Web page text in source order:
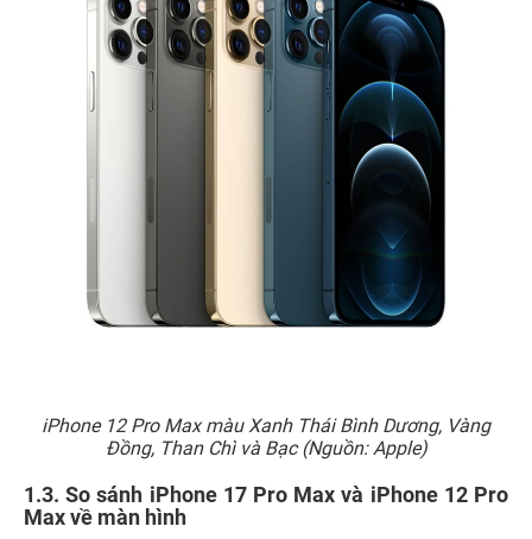
iPhone 12 Pro Max màu Xanh Thái Bình Dương, Vàng
Đồng, Than Chì và Bạc (Nguồn: Apple)
1.3. So sánh iPhone 17 Pro Max và iPhone 12 Pro
Max về màn hình